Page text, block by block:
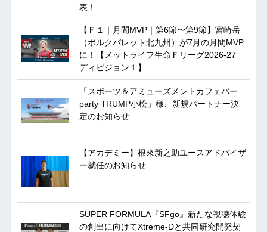
表！
【Ｆ１｜月間MVP｜第6節〜第9節】宮崎岳
（ボルクバレット北九州）が7月の月間MVP
に！【メットライフ生命Ｆリーグ2026-27
ディビジョン１】
「スポーツ＆アミューズメントカフェバー
party TRUMP小松」様、新規パートナー決
定のお知らせ
【アカデミー】根來新之助ユースアドバイザ
ー就任のお知らせ
SUPER FORMULA『SFgo』新たな視聴体験
の創出に向けてXtreme-Dと共同研究開発契